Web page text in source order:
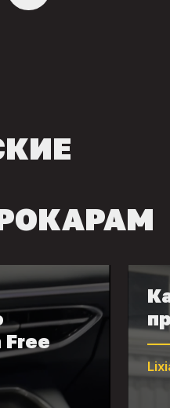
Free